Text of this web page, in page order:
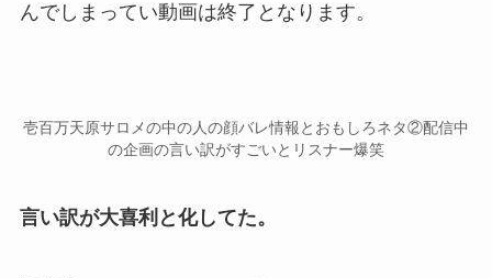
んでしまってい動画は終了となります。
壱百万天原サロメの中の人の顔バレ情報とおもしろネタ②配信中
の企画の言い訳がすごいとリスナー爆笑
言い訳が大喜利と化してた。